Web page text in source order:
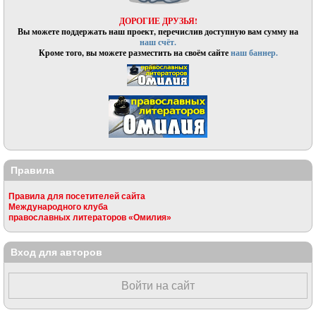
ДОРОГИЕ ДРУЗЬЯ!
Вы можете поддержать наш проект, перечислив доступную вам сумму на
наш счёт.
Кроме того, вы можете разместить на своём сайтенаш баннер.
Правила
Правила для посетителей сайта
Международного клуба
православных литераторов «Омилия»
Вход для авторов
Войти на сайт